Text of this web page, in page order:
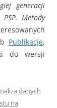
generacji
. Metody
Publikacje,
do wersji
danych
na